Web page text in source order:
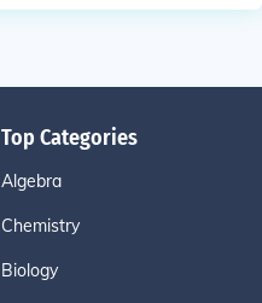
Top Categories
Algebra
Chemistry
Biology